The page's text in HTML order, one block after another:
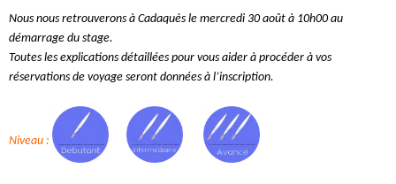
Nous nous retrouverons à Cadaquès le mercredi 30 août à 10h00 au
démarrage du stage.
Toutes les explications détaillées pour vous aider à procéder à vos
réservations de voyage seront données à l’inscription.
Niveau :